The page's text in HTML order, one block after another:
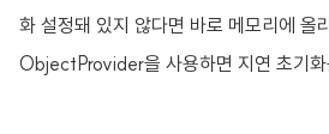
화 설정돼 있지 않다면 바로 메모리에 올
ObjectProvider을 사용하면 지연 초기화